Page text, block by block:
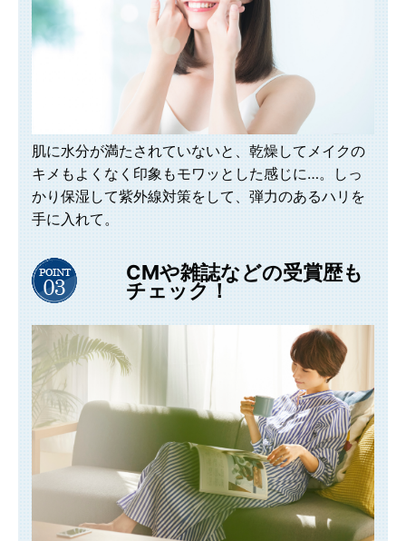
肌に水分が満たされていないと、乾燥してメイクの
キメもよくなく印象もモワッとした感じに…。しっ
かり保湿して紫外線対策をして、弾力のあるハリを
手に入れて。
CMや雑誌などの受賞歴も
チェック！